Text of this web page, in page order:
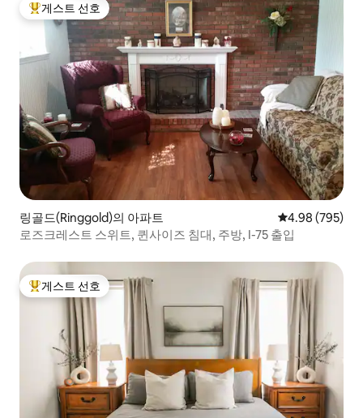
상위 게스트 선호
게스트 선호
링골드(Ringgold)의 아파트 평점 4.98점(5
4.98 (795)
로즈크레스트 스위트, 퀸사이즈 침대, 주방, I-75 출입
상위 게스트 선호
게스트 선호